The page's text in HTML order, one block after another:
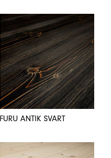
FURU ANTIK SVART